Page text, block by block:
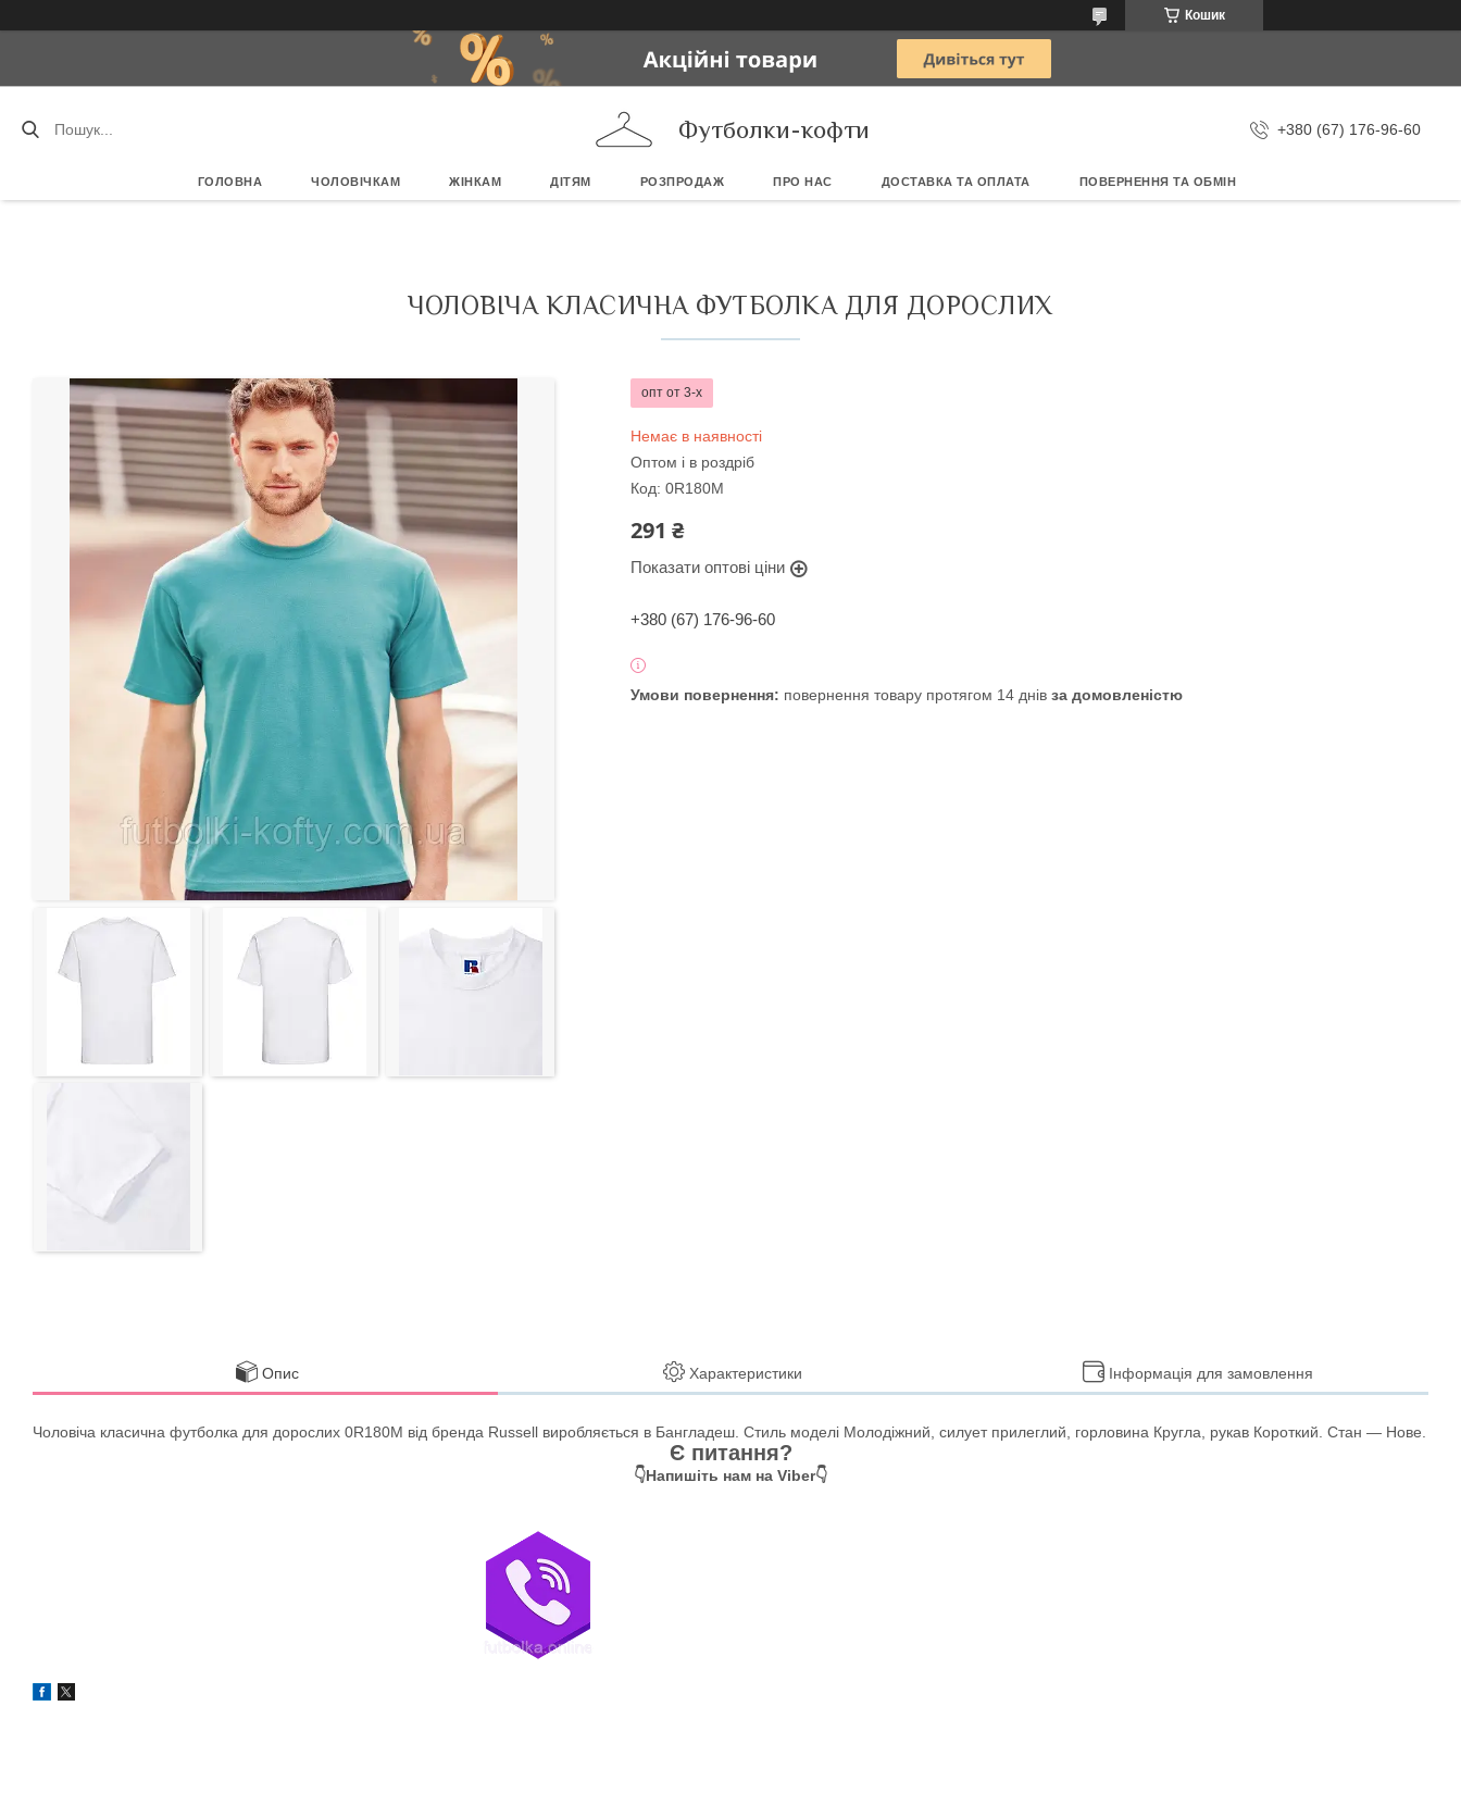
Кошик
Футболки-кофти +380 (67) 176-96-60
ГОЛОВНА ЧОЛОВІЧКАМ ЖІНКАМ ДІТЯМ РОЗПРОДАЖ ПРО НАС ДОСТАВКА ТА ОПЛАТА ПОВЕРНЕННЯ ТА ОБМІН
ЧОЛОВІЧА КЛАСИЧНА ФУТБОЛКА ДЛЯ ДОРОСЛИХ
опт от 3-х
Немає в наявності
Оптом і в роздріб
Код: 0R180M
291 ₴
Показати оптові ціни
+380 (67) 176-96-60
повернення товару протягом 14 днів за домовленістю
Опис Характеристики Інформація для замовлення
Чоловіча класична футболка для дорослих 0R180M від бренда Russell виробляється в Бангладеш. Стиль моделі Молодіжний, силует прилеглий, горловина Кругла, рукав Короткий. Стан — Нове.
Є питання?
👇Напишіть нам на Viber👇